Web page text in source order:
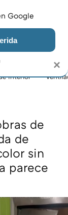
COCINA
interior
de
de
sin
parece
×
Google